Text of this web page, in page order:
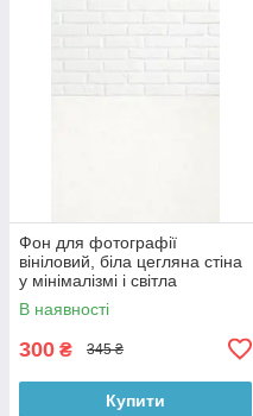
Фон для фотографії
вініловий, біла цегляна стіна
у мінімалізмі і світла
однотонна підлога 60×90 см,
№57140
В наявності
300 ₴ 345 ₴
Купити